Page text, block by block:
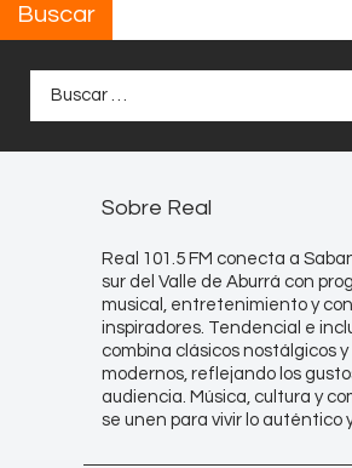
Buscar
Sobre Real
Real 101.5 FM conecta a
sur del Valle de Aburrá con
musical, entretenimiento y
inspiradores. Tendencial e
combina clásicos nostálgicos
modernos, reflejando los
audiencia. Música, cultura y
se unen para vivir lo auténtico